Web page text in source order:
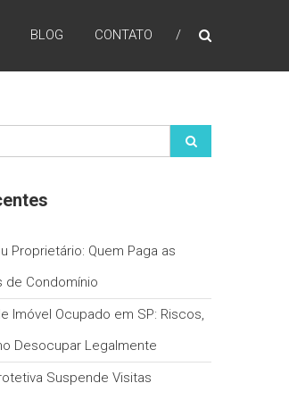
BLOG CONTATO
Proprietário: Quem Paga as
de Condomínio
Imóvel Ocupado em SP: Riscos,
Desocupar Legalmente
Suspende Visitas